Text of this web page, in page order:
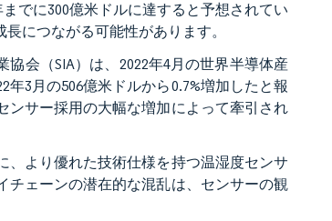
でに300億米ドルに達すると予想されてい
につながる可能性があります。
会（SIA）は、2022年4月の世界半導体産
年3月の506億米ドルから0.7%増加したと報
ンサー採用の大幅な増加によって牽引され
、より優れた技術仕様を持つ温湿度センサ
チェーンの潜在的な混乱は、センサーの観